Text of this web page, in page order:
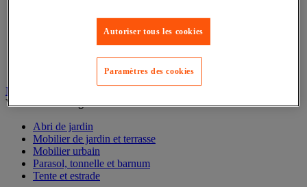
Grillage, canisse et palissade
Jardinière et potager
Mobilier d'extérieur
Abri de jardin
Mobilier de jardin et terrasse
Mobilier urbain
Parasol, tonnelle et barnum
Autoriser tous les cookies
Paramètres des cookies